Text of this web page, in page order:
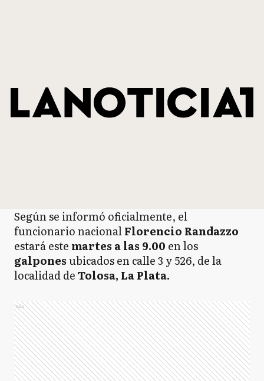
Según se informó oficialmente, el
funcionario nacionalFlorencio Randazzo
estará este martes a las 9.00 en los
galponesubicados en calle 3 y 526, de la
localidad deTolosa, La Plata.
Ads